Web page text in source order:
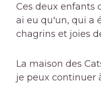
Ces deux enfants
ai eu qu'un, qui a
chagrins et joies
La maison des
je peux continuer